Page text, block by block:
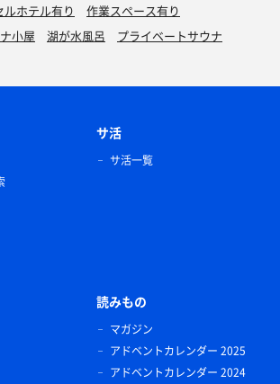
ルホテル有り
作業スペース有り
小屋 湖が水風呂 プライベートサウナ
サ活
サ活一覧
読みもの
マガジン
アドベントカレンダー 2025
アドベントカレンダー 2024